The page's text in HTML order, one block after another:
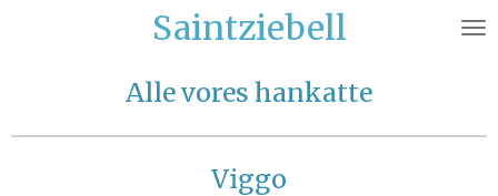
Saintziebell
Alle vores hankatte
Viggo